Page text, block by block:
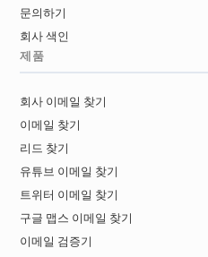
문의하기
회사 색인
제품
회사 이메일 찾기
이메일 찾기
리드 찾기
유튜브 이메일 찾기
트위터 이메일 찾기
구글 맵스 이메일 찾기
이메일 검증기